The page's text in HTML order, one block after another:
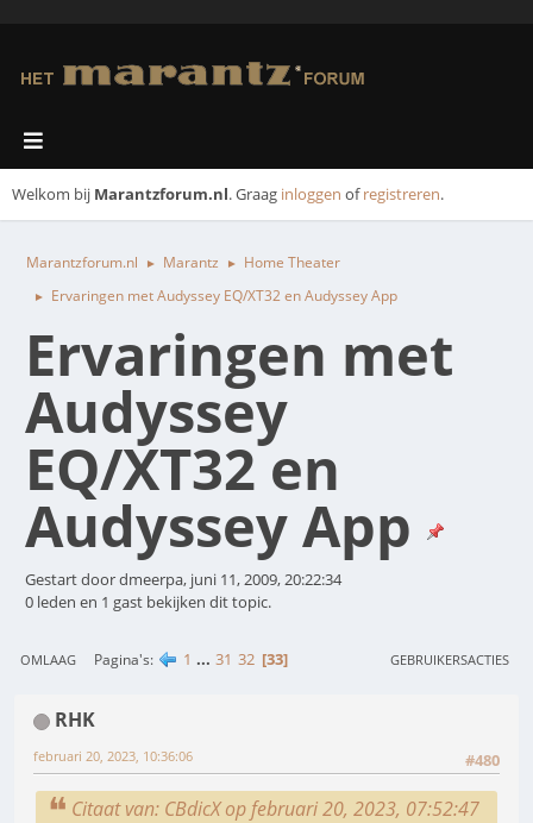
Welkom bij Marantzforum.nl. Graag inloggen ofregistreren.
Marantzforum.nl ► Marantz ► Home Theater
► Ervaringen met Audyssey EQ/XT32 en Audyssey App
Ervaringen met
Audyssey
EQ/XT32 en
Audyssey App
Gestart door dmeerpa, juni 11, 2009, 20:22:34
0 leden en 1 gast bekijken dit topic.
OMLAAG Pagina's 1 ... 31 32 33 GEBRUIKERSACTIES
RHK
#480
februari 20, 2023, 10:36:06
Citaat van: CBdicX op februari 20, 2023, 07:52:47